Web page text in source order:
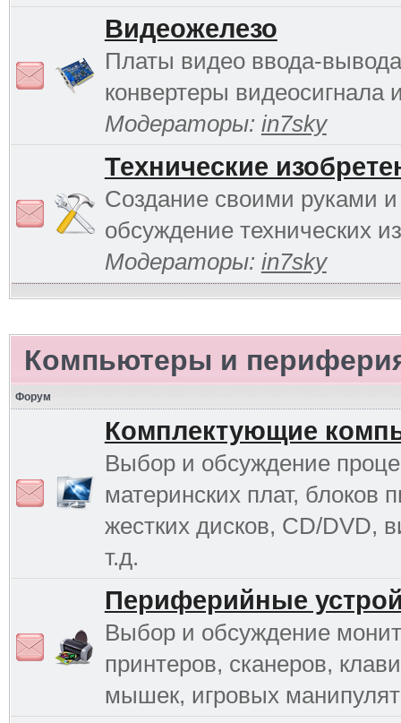
Видеожелезо
Платы видео ввода-
конвертеры видеосигнала
Модераторы: in7sky
Технические
Создание своими руками и
обсуждение технических
Модераторы: in7sky
Компьютеры и
Форум
Комплектующие
Выбор и обсуждение
материнских плат, блоков
жестких дисков, CD/DVD,
т.д.
Периферийные
Выбор и обсуждение
принтеров, сканеров,
мышек, игровых